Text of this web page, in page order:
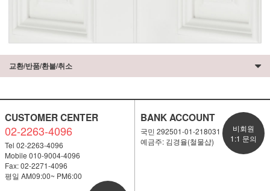
교환/반품/환불/취소
CUSTOMER CENTER
02-2263-4096
Tel 02-2263-4096
Mobile 010-9004-4096
Fax: 02-2271-4096
평일 AM09:00~ PM6:00
BANK ACCOUNT
국민 292501-01-218031
예금주: 김경율(철물샵)
비회원
1:1 문의